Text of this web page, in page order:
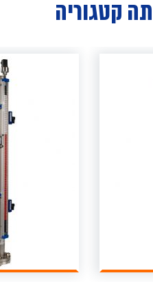
קטגוריה